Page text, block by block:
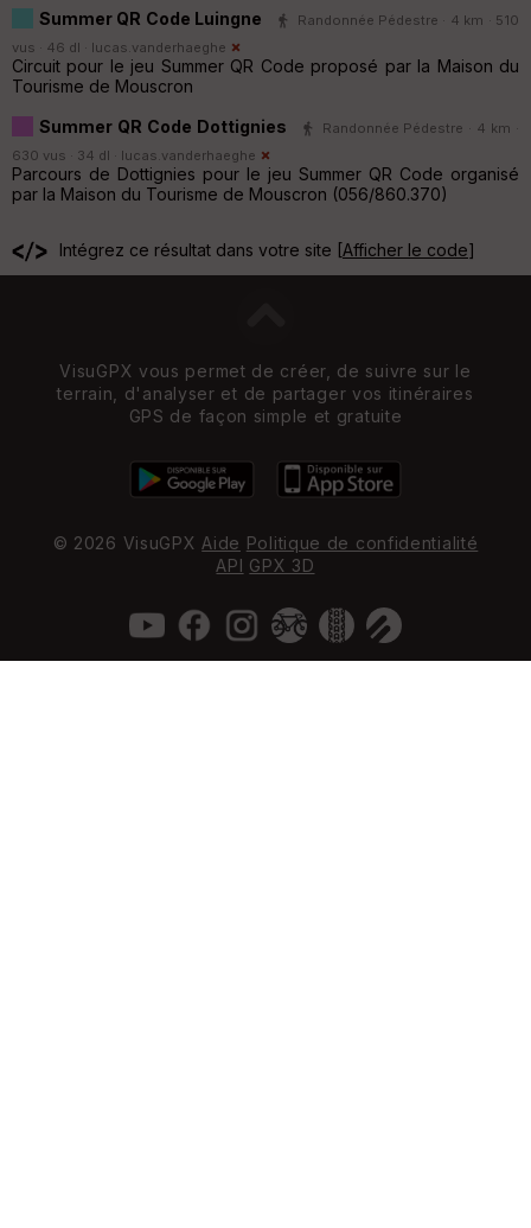
Summer QR Code Luingne
Randonnée Pédestre · 4 km · 510
vus · 46 dl · lucas.vanderhaeghe
Circuit pour le jeu Summer QR Code proposé par la Maison du
Tourisme de Mouscron
Summer QR Code Dottignies
Randonnée Pédestre · 4 km ·
630 vus · 34 dl · lucas.vanderhaeghe
Parcours de Dottignies pour le jeu Summer QR Code organisé
par la Maison du Tourisme de Mouscron (056/860.370)
Intégrez ce résultat dans votre site [Afficher le code]
VisuGPX vous permet de créer, de suivre sur le
terrain, d'analyser et de partager vos itinéraires
GPS de façon simple et gratuite
© 2026 VisuGPX Aide Politique de confidentialité
API GPX 3D